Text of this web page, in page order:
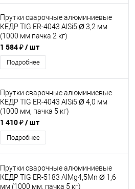
Прутки сварочные алюминиевые
КЕДР TIG ER-4043 AlSi5 Ø 3,2 мм
(1000 мм пачка 2 кг)
1 584 ₽/ шт
Подробнее
Прутки сварочные алюминиевые
КЕДР TIG ER-4043 AlSi5 Ø 4,0 мм
(1000 мм, пачка 5 кг)
1 410 ₽/ шт
Подробнее
Прутки сварочные алюминиевые
КЕДР TIG ER-5183 AlMg4,5Mn Ø 1,6
мм (1000 мм, пачка 5 кг)